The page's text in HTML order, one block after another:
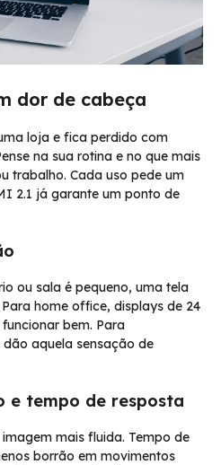
dor de cabeça
loja e fica perdido com
na sua rotina e no que mais
trabalho. Cada uso pede um
2.1 já garante um ponto de
ou sala é pequeno, uma tela
home office, displays de 24
bem. Para
aquela sensação de
e tempo de resposta
mais fluida. Tempo de
borrão em movimentos